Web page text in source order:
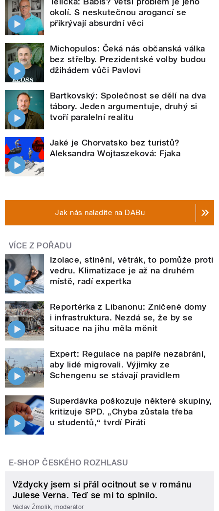
okolí. S neskutečnou arogancí se
přikrývají absurdní věci
Michopulos: Čeká nás občanská válka
bez střelby. Prezidentské volby budou
džihádem vůči Pavlovi
Bartkovský: Společnost se dělí na dva
tábory. Jeden argumentuje, druhý si
tvoří paralelní realitu
Jaké je Chorvatsko bez turistů?
Aleksandra Wojtaszeková: Fjaka
Jak nás naladíte na DABu
VÍCE Z POŘADU
Izolace, stínění, větrák, to pomůže proti
vedru. Klimatizace je až na druhém
místě, radí expertka
Reportérka z Libanonu: Zničené domy
i infrastruktura. Nezdá se, že by se
situace na jihu měla měnit
Expert: Regulace na papíře nezabrání,
aby lidé migrovali. Výjimky ze
Schengenu se stávají pravidlem
Superdávka poškozuje některé skupiny,
kritizuje SPD. „Chyba zůstala třeba
u studentů,“ tvrdí Piráti
E-SHOP ČESKÉHO ROZHLASU
Vždycky jsem si přál ocitnout se v románu
Julese Verna. Teď se mi to splnilo.
Václav Žmolík, moderátor